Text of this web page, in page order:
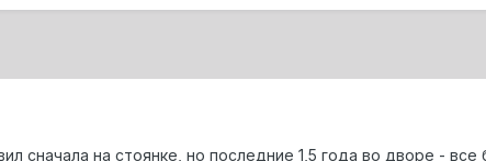
сначала на стоянке, но последние 1,5 года во дворе -